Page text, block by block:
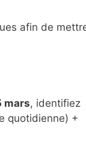
afin de
mars, identifiez
quotidienne) +